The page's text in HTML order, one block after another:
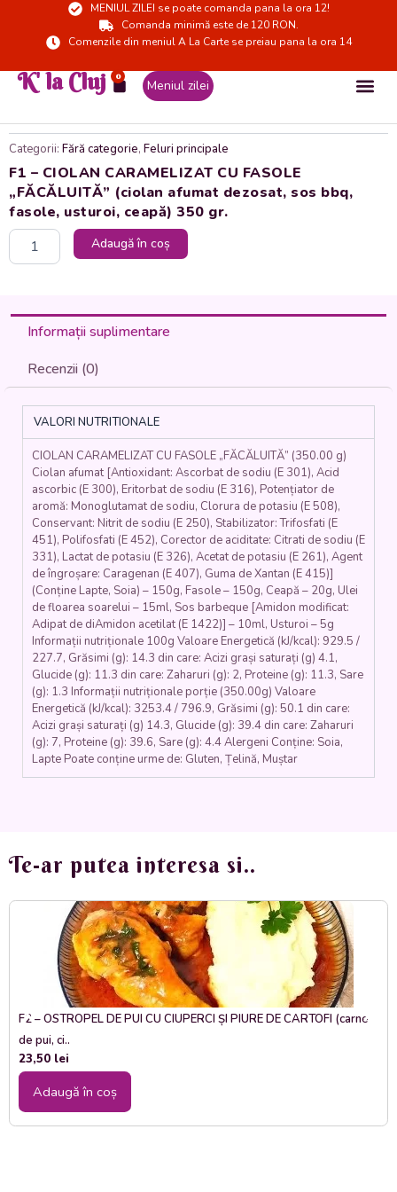
MENIUL ZILEI se poate comanda pana la ora 12!
Comanda minimă este de 120 RON.
Comenzile din meniul A La Carte se preiau pana la ora 14
K' la Cluj 0
Cart Meniul zilei
Categorii: Fără categorie, Feluri principale
F1 – CIOLAN CARAMELIZAT CU FASOLE
„FĂCĂLUITĂ” (ciolan afumat dezosat, sos bbq,
fasole, usturoi, ceapă) 350 gr.
Cantitate
"FĂCĂLUITĂ"
(ciolan
dezosat,
bbq,
fasole,
usturoi,
ceapă)
Adaugă în coș
Informații suplimentare
Recenzii (0)
VALORI NUTRITIONALE
CIOLAN CARAMELIZAT CU FASOLE „FĂCĂLUITĂ” (350.00 g)
Ciolan afumat [Antioxidant: Ascorbat de sodiu (E 301), Acid
ascorbic (E 300), Eritorbat de sodiu (E 316), Potențiator de
aromă: Monoglutamat de sodiu, Clorura de potasiu (E 508),
Conservant: Nitrit de sodiu (E 250), Stabilizator: Trifosfati (E
451), Polifosfati (E 452), Corector de aciditate: Citrati de sodiu (E
331), Lactat de potasiu (E 326), Acetat de potasiu (E 261), Agent
de îngroșare: Caragenan (E 407), Guma de Xantan (E 415)]
(Conține Lapte, Soia) – 150g, Fasole – 150g, Ceapă – 20g, Ulei
de floarea soarelui – 15ml, Sos barbeque [Amidon modificat:
Adipat de diAmidon acetilat (E 1422)] – 10ml, Usturoi – 5g
Informații nutriționale 100g Valoare Energetică (kJ/kcal): 929.5 /
227.7, Grăsimi (g): 14.3 din care: Acizi grași saturați (g) 4.1,
Glucide (g): 11.3 din care: Zaharuri (g): 2, Proteine (g): 11.3, Sare
(g): 1.3 Informații nutriționale porție (350.00g) Valoare
Energetică (kJ/kcal): 3253.4 / 796.9, Grăsimi (g): 50.1 din care:
Acizi grași saturați (g) 14.3, Glucide (g): 39.4 din care: Zaharuri
(g): 7, Proteine (g): 39.6, Sare (g): 4.4 Alergeni Conține: Soia,
Lapte Poate conține urme de: Gluten, Țelină, Muștar
Te-ar putea interesa si..
F2 – OSTROPEL DE PUI CU CIUPERCI ȘI PIURE DE CARTOFI (carne
de pui, ci..
23,50 lei
Adaugă în coș